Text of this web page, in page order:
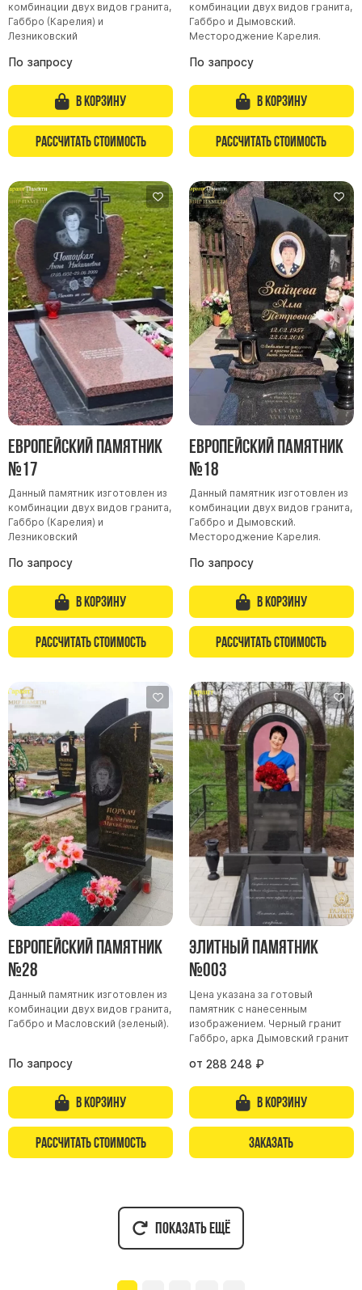
комбинации двух видов гранита,
Габбро (Карелия) и
Лезниковский
По запросу
В корзину
Рассчитать стоимость
комбинации двух видов гранита,
Габбро и Дымовский.
Местороджение Карелия.
По запросу
В корзину
Рассчитать стоимость
Европейский памятник
№17
Данный памятник изготовлен из
комбинации двух видов гранита,
Габбро (Карелия) и
Лезниковский
По запросу
В корзину
Рассчитать стоимость
Европейский памятник
№18
Данный памятник изготовлен из
комбинации двух видов гранита,
Габбро и Дымовский.
Местороджение Карелия.
По запросу
В корзину
Рассчитать стоимость
Европейский памятник
№28
Данный памятник изготовлен из
комбинации двух видов гранита,
Габбро и Масловский (зеленый).
По запросу
В корзину
Рассчитать стоимость
Элитный памятник
№003
Цена указана за готовый
памятник с нанесенным
изображением. Черный гранит
Габбро, арка Дымовский гранит
от 288 248 ₽
В корзину
Заказать
Показать ещё